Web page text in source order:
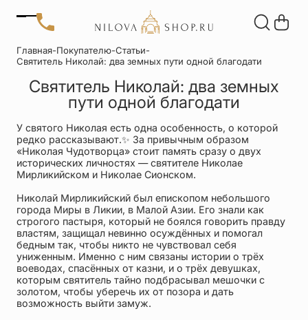
Позвонить
+7 (909) 266-60-48
Автомобильные
иконы
Браслеты
Детские
крестики
Запонки
Кольца
Настольные
иконы
Нательные
крестики
Нательные
иконы
Образки
именные
Подвески
Складни
Статуэтки
Отзывы
Статьи
Главная-Покупателю-Статьи-
Святитель Николай: два земных пути одной благодати
Святитель Николай: два земных
пути одной благодати
У святого Николая есть одна особенность, о которой
редко рассказывают.✨ За привычным образом
«Николая Чудотворца» стоит память сразу о двух
исторических личностях — святителе Николае
Мирликийском и Николае Сионском.
Николай Мирликийский был епископом небольшого
города Миры в Ликии, в Малой Азии. Его знали как
строгого пастыря, который не боялся говорить правду
властям, защищал невинно осуждённых и помогал
бедным так, чтобы никто не чувствовал себя
униженным. Именно с ним связаны истории о трёх
воеводах, спасённых от казни, и о трёх девушках,
которым святитель тайно подбрасывал мешочки с
золотом, чтобы уберечь их от позора и дать
возможность выйти замуж.